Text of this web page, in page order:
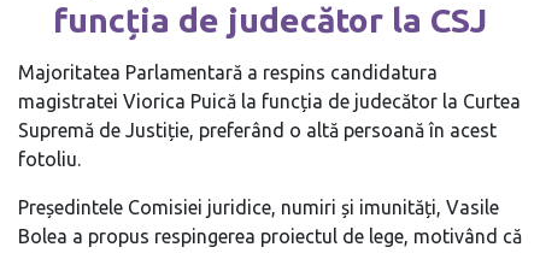
funcția de judecător la CSJ
Majoritatea Parlamentară a respins candidatura
magistratei Viorica Puică la funcția de judecător la Curtea
Supremă de Justiție, preferând o altă persoană în acest
fotoliu.
Președintele Comisiei juridice, numiri și imunități, Vasile
Bolea a propus respingerea proiectul de lege, motivând că